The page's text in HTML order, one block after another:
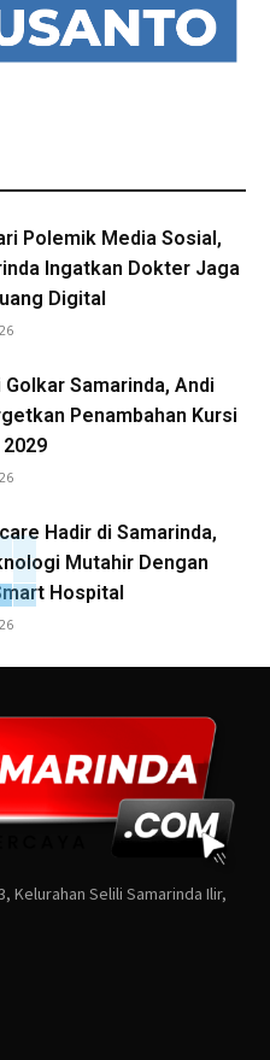
Polemik Media Sosial,
Ingatkan Dokter Jaga
Digital
Golkar Samarinda, Andi
Penambahan Kursi
Hadir di Samarinda,
Mutahir Dengan
Hospital
Kelurahan Selili Samarinda Ilir,